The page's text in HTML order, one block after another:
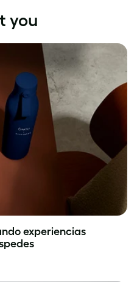
you
experiencias